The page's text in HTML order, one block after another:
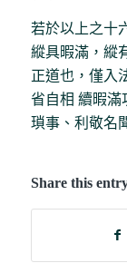
若於以上之十
縱具暇滿，縱
正道也，僅入
省自相 續暇滿
瑣事、利敬名
Share this